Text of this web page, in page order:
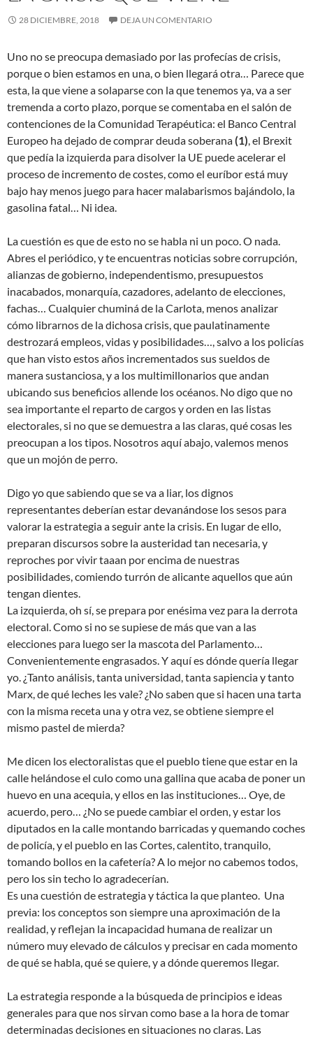
28 DICIEMBRE, 2018 DEJA UN COMENTARIO
Uno no se preocupa demasiado por las profecías de crisis,
porque o bien estamos en una, o bien llegará otra… Parece que
esta, la que viene a solaparse con la que tenemos ya, va a ser
tremenda a corto plazo, porque se comentaba en el salón de
contenciones de la Comunidad Terapéutica: el Banco Central
Europeo ha dejado de comprar deuda soberana(1), el Brexit
que pedía la izquierda paradisolver la UE puede acelerar el
proceso de incremento de costes, como el euríbor está muy
bajo hay menos juego para hacer malabarismos bajándolo, la
gasolina fatal… Ni idea.
La cuestión es que de esto no se habla ni un poco. O nada.
Abres el periódico, y te encuentras noticias sobre corrupción,
alianzas de gobierno, independentismo, presupuestos
inacabados, monarquía, cazadores, adelanto de elecciones,
fachas… Cualquier chuminá de la Carlota, menos analizar
cómo librarnos de la dichosa crisis, que paulatinamente
destrozará empleos, vidas y posibilidades…, salvo a los policías
que han visto estos años incrementados sus sueldos de
manera sustanciosa, y a los multimillonarios que andan
ubicando sus beneficios allende los océanos. No digo que no
sea importante el reparto de cargos y orden en las listas
electorales, si no que se demuestra a las claras, qué cosas les
preocupan a los tipos. Nosotros aquí abajo, valemos menos
que un mojón de perro.
Digo yo que sabiendo que se va a liar, los dignos
representantes deberían estar devanándose los sesos para
valorar la estrategia a seguir ante la crisis. En lugar de ello,
preparan discursos sobre la austeridad tan necesaria, y
reproches por vivir taaan por encima de nuestras
posibilidades, comiendo turrón de alicante aquellos que aún
tengan dientes.
La izquierda, oh sí, se prepara por enésima vez para la derrota
electoral. Como si no se supiese de más que van a las
elecciones para luego ser la mascota del Parlamento…
Convenientemente engrasados. Y aquí es dónde quería llegar
yo. ¿Tanto análisis, tanta universidad, tanta sapiencia y tanto
Marx, de qué leches les vale? ¿No saben que si hacen una tarta
con la misma receta una y otra vez, se obtiene siempre el
mismo pastel de mierda?
Me dicen los electoralistas que el pueblo tiene que estar en la
calle helándose el culo como una gallina que acaba de poner un
huevo en una acequia, y ellos en las instituciones… Oye, de
acuerdo, pero… ¿No se puede cambiar el orden, y estar los
diputados en la calle montando barricadas y quemando coches
de policía, y el pueblo en las Cortes, calentito, tranquilo,
tomando bollos en la cafetería? A lo mejor no cabemos todos,
pero los sin techo lo agradecerían.
Es una cuestión de estrategia y táctica la que planteo. Una
previa: los conceptos son siempre una aproximación de la
realidad, y reflejan la incapacidad humana de realizar un
número muy elevado de cálculos y precisar en cada momento
de qué se habla, qué se quiere, y a dónde queremos llegar.
La estrategia responde a la búsqueda de principios e ideas
generales para que nos sirvan como base a la hora de tomar
determinadas decisiones en situaciones no claras. Las